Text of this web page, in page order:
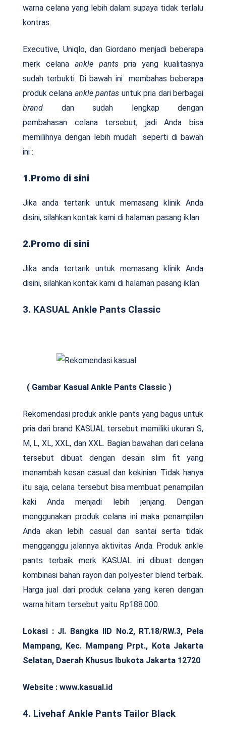
warna celana yang lebih dalam supaya tidak terlalu
kontras.
Executive, Uniqlo, dan Giordano menjadi beberapa
merk celana ankle pantspria yang kualitasnya
sudah terbukti. Di bawah ini membahas beberapa
produk celana ankle pantas untuk pria dari berbagai
brand dan sudah lengkap dengan
pembahasan
celana tersebut, jadi Anda bisa
memilihnya dengan lebih mudah seperti di bawah
ini :.
1.Promo di sini
Jika anda tertarik untuk memasang klinik Anda
disini, silahkan kontak kami di halaman pasang iklan
2.Promo di sini
Jika anda tertarik untuk memasang klinik Anda
disini, silahkan kontak kami di halaman pasang iklan
3. KASUAL Ankle Pants Classic
( Gambar Kasual Ankle Pants Classic )
Rekomendasi produk ankle pants yang bagus untuk
pria dari brand KASUAL tersebut memiliki ukuran S,
M, L, XL, XXL, dan XXL. Bagian bawahan dari celana
tersebut dibuat dengan desain slim fit yang
menambah kesan casual dan kekinian. Tidak hanya
itu saja, celana tersebut bisa membuat penampilan
kaki Anda menjadi lebih jenjang. Dengan
menggunakan produk celana ini maka penampilan
Anda akan lebih casual dan santai serta tidak
mengganggu jalannya aktivitas Anda. Produk ankle
pants terbaik merk KASUAL ini dibuat dengan
kombinasi bahan rayon dan polyester blend terbaik.
Harga jual dari produk celana yang keren dengan
warna hitam tersebut yaitu Rp188.000.
Lokasi : Jl. Bangka IID No.2, RT.18/RW.3, Pela
Mampang, Kec. Mampang Prpt., Kota Jakarta
Selatan, Daerah Khusus Ibukota Jakarta 12720
Website : www.kasual.id
4. Livehaf Ankle Pants Tailor Black